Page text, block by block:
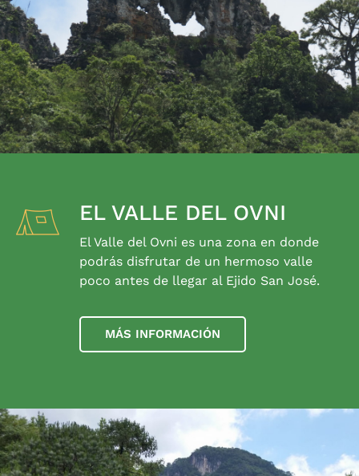
EL VALLE DEL OVNI
El Valle del Ovni es una zona en donde
podrás disfrutar de un hermoso valle
poco antes de llegar al Ejido San José.
MÁS INFORMACIÓN